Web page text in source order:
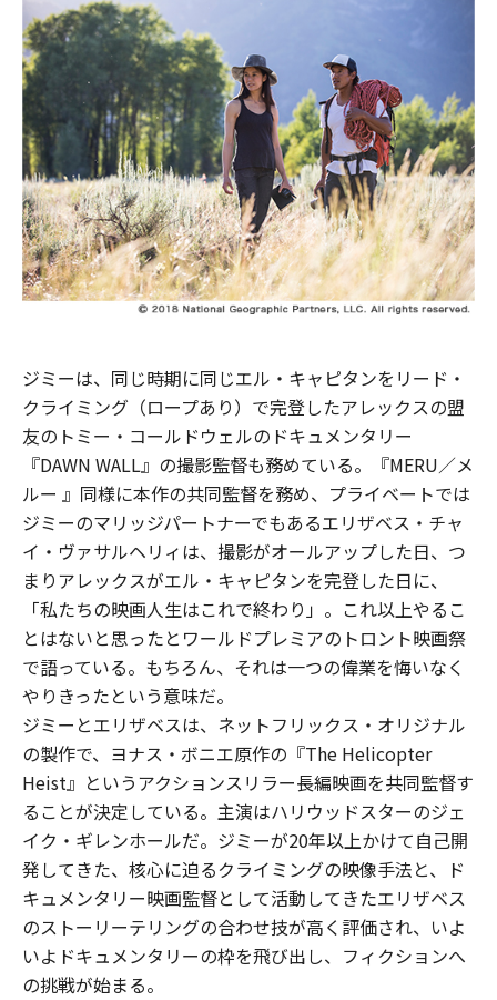
ジミーは、同じ時期に同じエル・キャピタンをリード・
クライミング（ロープあり）で完登したアレックスの盟
友のトミー・コールドウェルのドキュメンタリー
『DAWN WALL』の撮影監督も務めている。『MERU／メ
ルー 』同様に本作の共同監督を務め、プライベートでは
ジミーのマリッジパートナーでもあるエリザベス・チャ
イ・ヴァサルヘリィは、撮影がオールアップした日、つ
まりアレックスがエル・キャピタンを完登した日に、
「私たちの映画人生はこれで終わり」。これ以上やるこ
とはないと思ったとワールドプレミアのトロント映画祭
で語っている。もちろん、それは一つの偉業を悔いなく
やりきったという意味だ。
ジミーとエリザベスは、ネットフリックス・オリジナル
の製作で、ヨナス・ボニエ原作の『The Helicopter
Heist』というアクションスリラー長編映画を共同監督す
ることが決定している。主演はハリウッドスターのジェ
イク・ギレンホールだ。ジミーが20年以上かけて自己開
発してきた、核心に迫るクライミングの映像手法と、ド
キュメンタリー映画監督として活動してきたエリザベス
のストーリーテリングの合わせ技が高く評価され、いよ
いよドキュメンタリーの枠を飛び出し、フィクションへ
の挑戦が始まる。